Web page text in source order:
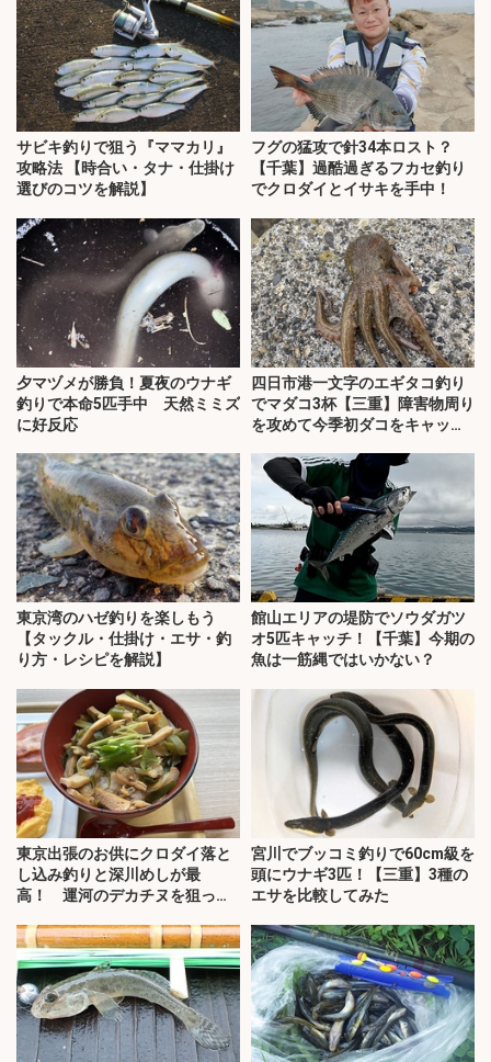
サビキ釣りで狙う『ママカリ』
攻略法 【時合い・タナ・仕掛け
選びのコツを解説】
フグの猛攻で針34本ロスト？
【千葉】過酷過ぎるフカセ釣り
でクロダイとイサキを手中！
夕マヅメが勝負！夏夜のウナギ
釣りで本命5匹手中 天然ミミズ
に好反応
四日市港一文字のエギタコ釣り
でマダコ3杯【三重】障害物周り
を攻めて今季初ダコをキャッ
東京湾のハゼ釣りを楽しもう
【タックル・仕掛け・エサ・釣
り方・レシピを解説】
館山エリアの堤防でソウダガツ
オ5匹キャッチ！【千葉】今期の
魚は一筋縄ではいかない？
東京出張のお供にクロダイ落と
し込み釣りと深川めしが最
高！ 運河のデカチヌを狙って
宮川でブッコミ釣りで60cm級を
頭にウナギ3匹！【三重】3種の
エサを比較してみた